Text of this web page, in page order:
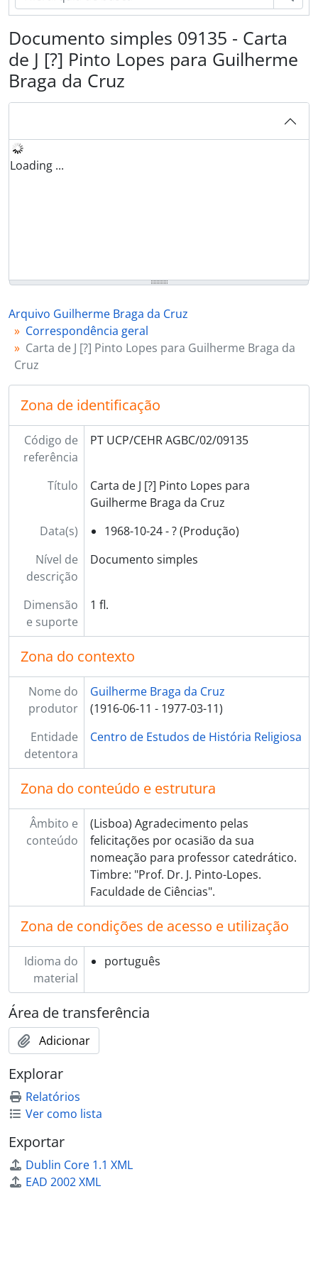
Documento simples 09135 - Carta
de J [?] Pinto Lopes para Guilherme
Braga da Cruz
Loading ...
Arquivo Guilherme Braga da Cruz
Correspondência geral
Carta de J [?] Pinto Lopes para Guilherme Braga da
Cruz
Zona de identificação
Código de
referência
PT UCP/CEHR AGBC/02/09135
Título
Carta de J [?] Pinto Lopes para
Guilherme Braga da Cruz
Data(s)
1968-10-24 - ? (Produção)
Nível de
descrição
Documento simples
Dimensão
e suporte
1 fl.
Zona do contexto
Nome do
produtor
Guilherme Braga da Cruz
(1916-06-11 - 1977-03-11)
Entidade
detentora
Centro de Estudos de História Religiosa
Zona do conteúdo e estrutura
Âmbito e
conteúdo
(Lisboa) Agradecimento pelas
felicitações por ocasião da sua
nomeação para professor catedrático.
Timbre: "Prof. Dr. J. Pinto-Lopes.
Faculdade de Ciências".
Zona de condições de acesso e utilização
Idioma do
material
português
Área de transferência
Adicionar
Explorar
Relatórios
Ver como lista
Exportar
Dublin Core 1.1 XML
EAD 2002 XML